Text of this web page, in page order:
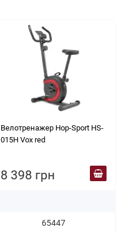
Велотренажер Hop-Sport HS-
015H Vox red
8 398 грн
65447